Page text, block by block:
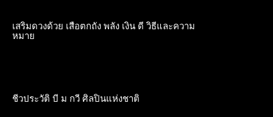
เสริมดวงด้วย เสือตกถัง พลัง เงิน ดี วิธีและความ
หมาย
ชีวประวัติ บี ม กวี ศิลปินแห่งชาติ